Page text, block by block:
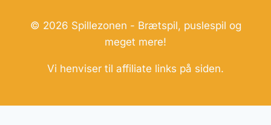
© 2026 Spillezonen - Brætspil, puslespil og
meget mere!
Vi henviser til affiliate links på siden.